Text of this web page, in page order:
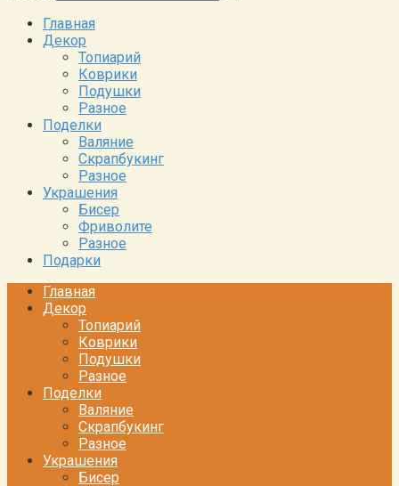
Главная
Декор
Топиарий
Коврики
Подушки
Разное
Поделки
Валяние
Скрапбукинг
Разное
Украшения
Бисер
Фриволите
Разное
Подарки
Главная
Декор
Топиарий
Коврики
Подушки
Разное
Поделки
Валяние
Скрапбукинг
Разное
Украшения
Бисер